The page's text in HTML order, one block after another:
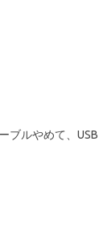
ブルやめて、